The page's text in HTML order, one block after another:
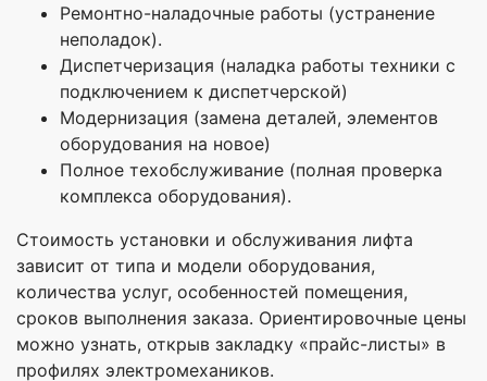
Ремонтно-наладочные работы (устранение
неполадок).
Диспетчеризация (наладка работы техники с
подключением к диспетчерской)
Модернизация (замена деталей, элементов
оборудования на новое)
Полное техобслуживание (полная проверка
комплекса оборудования).
Стоимость установки и обслуживания лифта
зависит от типа и модели оборудования,
количества услуг, особенностей помещения,
сроков выполнения заказа. Ориентировочные цены
можно узнать, открыв закладку «прайс-листы» в
профилях электромехаников.